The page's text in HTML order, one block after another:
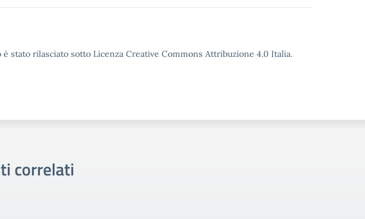
stato rilasciato sotto Licenza Creative Commons Attribuzione 4.0 Italia.
correlati